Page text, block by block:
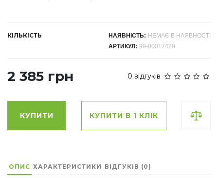
КІЛЬКІСТЬ НАЯВНІСТЬ: НЕМАЄ В НАЯВНОСТІ
АРТИКУЛ: 99-00017429
2 385 грн 0 відгуків
КУПИТИ КУПИТИ В 1 КЛІК
ОПИС ХАРАКТЕРИСТИКИ ВІДГУКІВ (0)